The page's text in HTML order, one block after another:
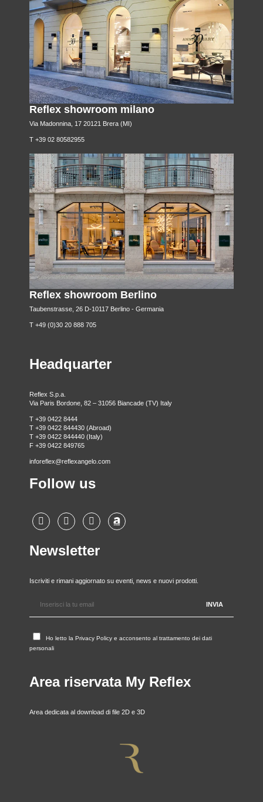
Reflex showroom milano
Via Madonnina, 17 20121 Brera (MI)
T +39 02 80582955
Reflex showroom Berlino
Taubenstrasse, 26 D-10117 Berlino - Germania
T +49 (0)30 20 888 705
Headquarter
Reflex S.p.a.
Via Paris Bordone, 82 – 31056 Biancade (TV) Italy
T +39 0422 8444
T +39 0422 844430 (Abroad)
T +39 0422 844440 (Italy)
F +39 0422 849765
inforeflex@reflexangelo.com
Follow us
Newsletter
Iscriviti e rimani aggiornato su eventi, news e nuovi prodotti.
Ho letto la Privacy Policy e acconsento al trattamento dei dati
personali
Area riservata My Reflex
Area dedicata al download di file 2D e 3D